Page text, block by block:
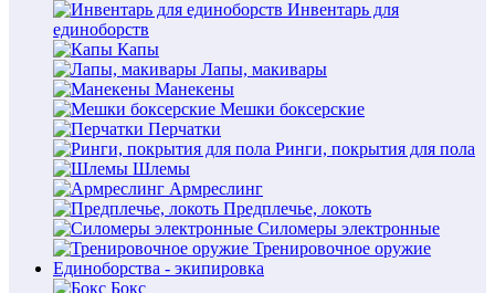
Инвентарь для
единоборств
Капы
Лапы, макивары
Манекены
Мешки боксерские
Перчатки
Ринги, покрытия для пола
Шлемы
Армреслинг
Предплечье, локоть
Силомеры электронные
Тренировочное оружие
Единоборства - экипировка
Бокс